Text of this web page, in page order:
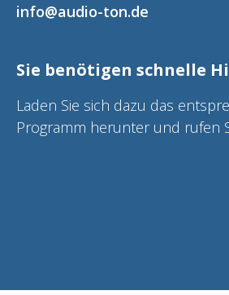
info@audio-ton.de
Sie benötigen schnelle
Laden Sie sich dazu das
Programm herunter und rufen